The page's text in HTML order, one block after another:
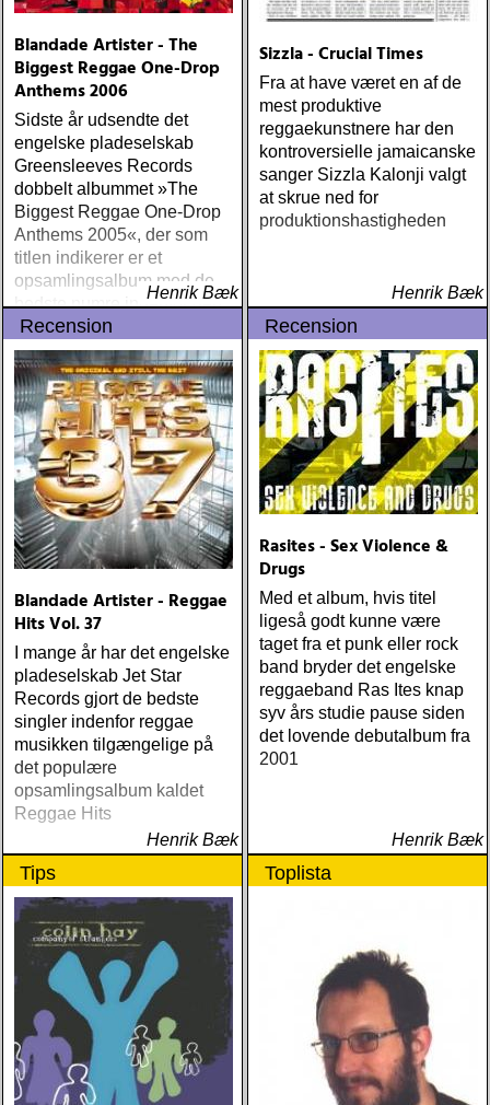
Blandade Artister - The
Biggest Reggae One-Drop
Anthems 2006
Sidste år udsendte det
engelske pladeselskab
Greensleeves Records
dobbelt albummet »The
Biggest Reggae One-Drop
Anthems 2005«, der som
titlen indikerer er et
opsamlingsalbum med de
bedste numre indenfor den
populære reggaestil kaldet
one-drop
Henrik Bæk
Sizzla - Crucial Times
Fra at have været en af de
mest produktive
reggaekunstnere har den
kontroversielle jamaicanske
sanger Sizzla Kalonji valgt
at skrue ned for
produktionshastigheden
Henrik Bæk
Recension
Blandade Artister - Reggae
Hits Vol. 37
I mange år har det engelske
pladeselskab Jet Star
Records gjort de bedste
singler indenfor reggae
musikken tilgængelige på
det populære
opsamlingsalbum kaldet
Reggae Hits
Henrik Bæk
Recension
Rasites - Sex Violence &
Drugs
Med et album, hvis titel
ligeså godt kunne være
taget fra et punk eller rock
band bryder det engelske
reggaeband Ras Ites knap
syv års studie pause siden
det lovende debutalbum fra
2001
Henrik Bæk
Tips Toplista